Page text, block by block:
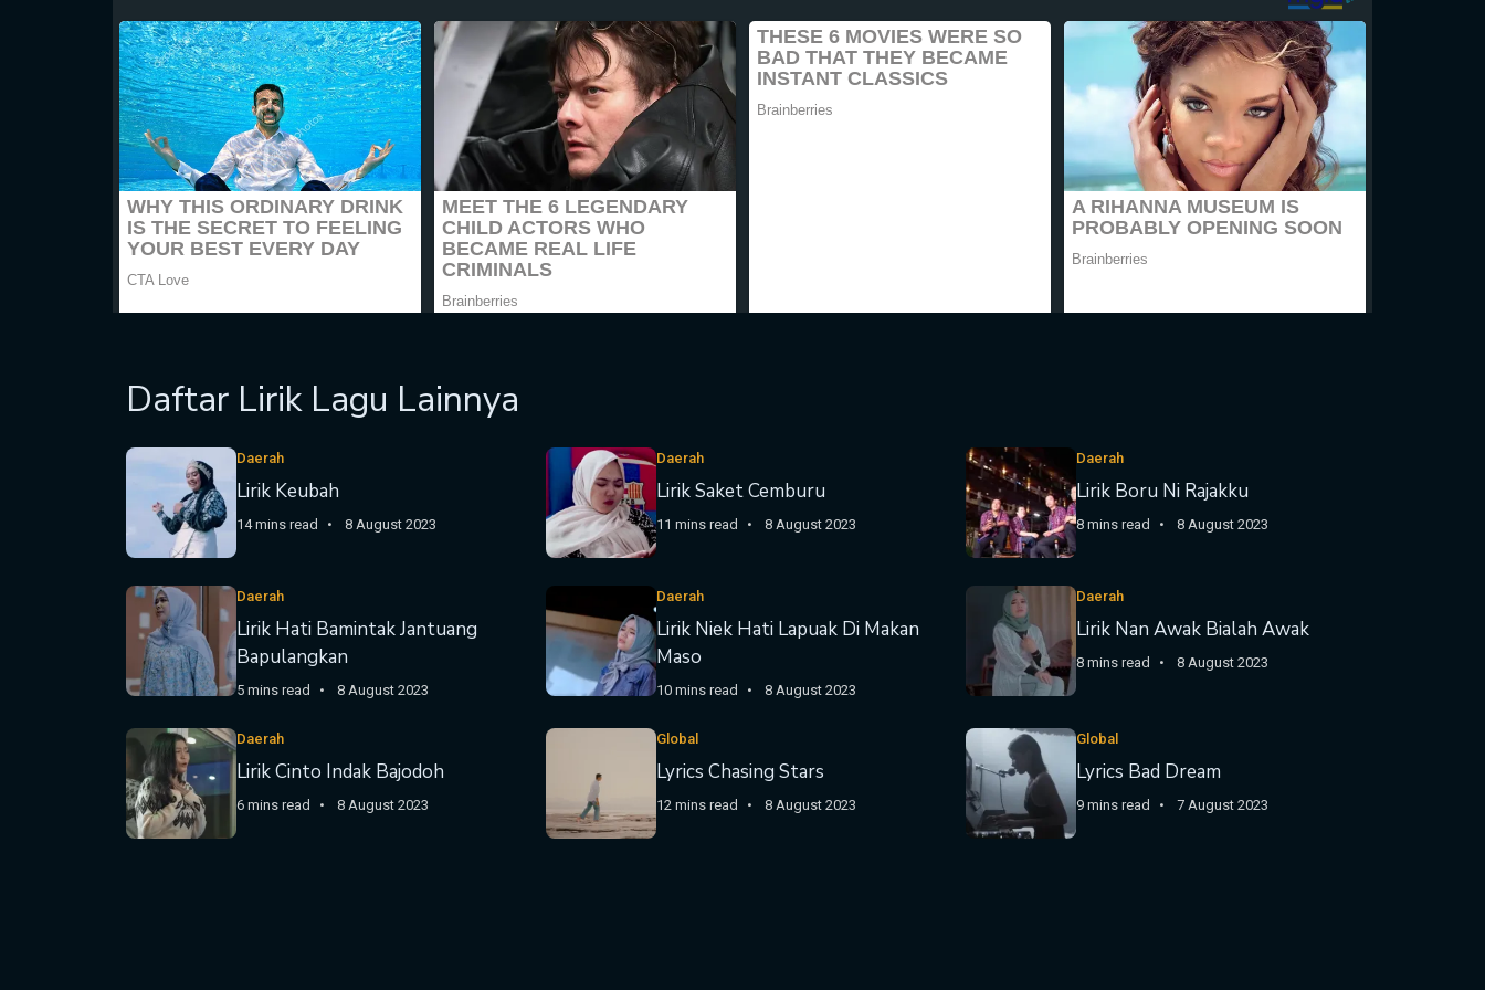
Daftar Lirik Lagu Lainnya
Daerah
Lirik Keubah
14 mins read 8 August 2023
Daerah
Lirik Saket Cemburu
11 mins read 8 August 2023
Daerah
Lirik Boru Ni Rajakku
8 mins read 8 August 2023
Daerah
Lirik Hati Bamintak Jantuang
Bapulangkan
5 mins read 8 August 2023
Daerah
Lirik Niek Hati Lapuak Di Makan
Maso
10 mins read 8 August 2023
Daerah
Lirik Nan Awak Bialah Awak
8 mins read 8 August 2023
Daerah
Lirik Cinto Indak Bajodoh
6 mins read 8 August 2023
Global
Lyrics Chasing Stars
12 mins read 8 August 2023
Global
Lyrics Bad Dream
9 mins read 7 August 2023